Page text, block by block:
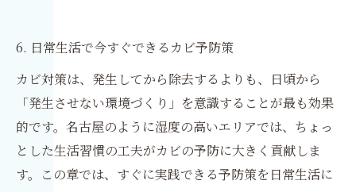
6. 日常生活で今すぐできるカビ予防策
カビ対策は、発生してから除去するよりも、日頃から
「発生させない環境づくり」を意識することが最も効果
的です。名古屋のように湿度の高いエリアでは、ちょっ
とした生活習慣の工夫がカビの予防に大きく貢献しま
す。この章では、すぐに実践できる予防策を日常生活に